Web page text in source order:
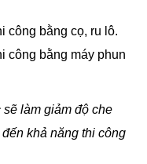
công bằng cọ, ru lô.
công bằng máy phun
làm giảm độ che
khả năng thi công